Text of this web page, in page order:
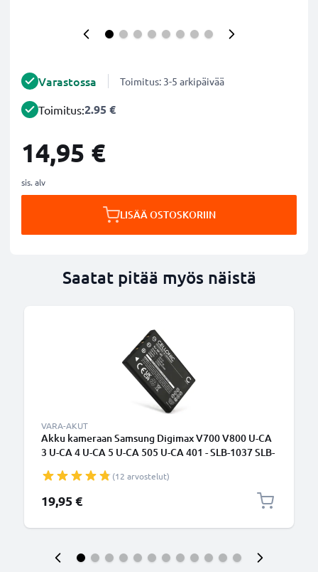
Varastossa Toimitus: 3-5 arkipäivää
Toimitus:2.95 €
14,95 €
sis. alv
LISÄÄ OSTOSKORIIN
Saatat pitää myös näistä
VARA-AKUT
Akku kameraan Samsung Digimax V700 V800 U-CA
3 U-CA 4 U-CA 5 U-CA 505 U-CA 401 - SLB-1037 SLB-
(12 arvostelut)
19,95 €